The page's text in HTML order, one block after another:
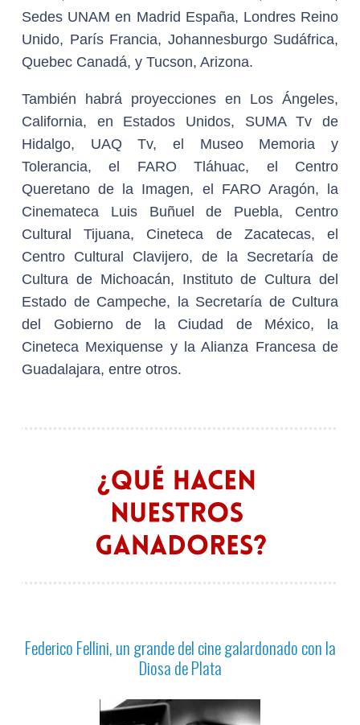
Sedes UNAM en Madrid España, Londres Reino
Unido, París Francia, Johannesburgo Sudáfrica,
Quebec Canadá, y Tucson, Arizona.
También habrá proyecciones en Los Ángeles,
California, en Estados Unidos, SUMA Tv de
Hidalgo, UAQ Tv, el Museo Memoria y
Tolerancia, el FARO Tláhuac, el Centro
Queretano de la Imagen, el FARO Aragón, la
Cinemateca Luis Buñuel de Puebla, Centro
Cultural Tijuana, Cineteca de Zacatecas, el
Centro Cultural Clavijero, de la Secretaría de
Cultura de Michoacán, Instituto de Cultura del
Estado de Campeche, la Secretaría de Cultura
del Gobierno de la Ciudad de México, la
Cineteca Mexiquense y la Alianza Francesa de
Guadalajara, entre otros.
Federico Fellini, un grande del cine galardonado con la
Diosa de Plata